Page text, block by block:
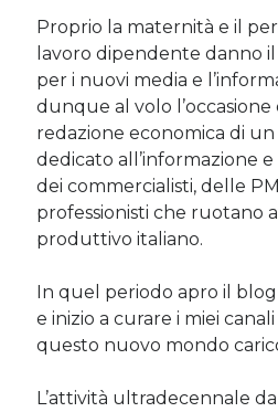
sclerosi multipla
SarasuDel 2023 e di come la mia
sclerosi multipla
michela
Del 2023 e di come la
sclerosi multipla
michelasu Del 2023 e di come la
sclerosi multipla
GuyasuDel 2023 e di come la mia
sclerosi multipla
Cerca nel blog
Cerca
Proprio la maternità e il
lavoro dipendente danno il
per i nuovi media e
dunque al volo
redazione economica di
dedicato all’informazione
dei commercialisti, delle
professionisti che ruotano
produttivo italiano.
In quel periodo apro il blog
e inizio a curare i miei
questo nuovo mondo
L’attività ultradecennale